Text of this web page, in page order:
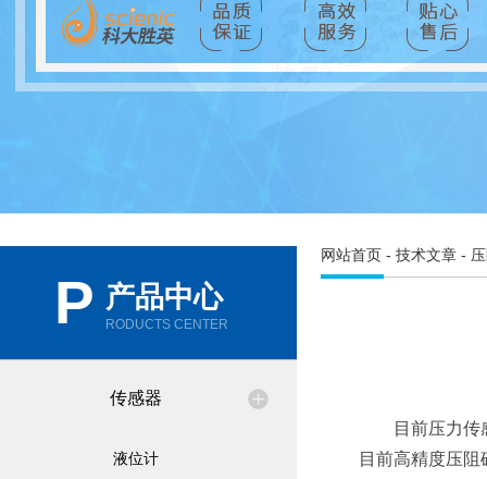
P 产品中心
RODUCTS CENTER
传感器
液位计
网站首页 - 技术文章 -
目前压力传感
目前高精度压